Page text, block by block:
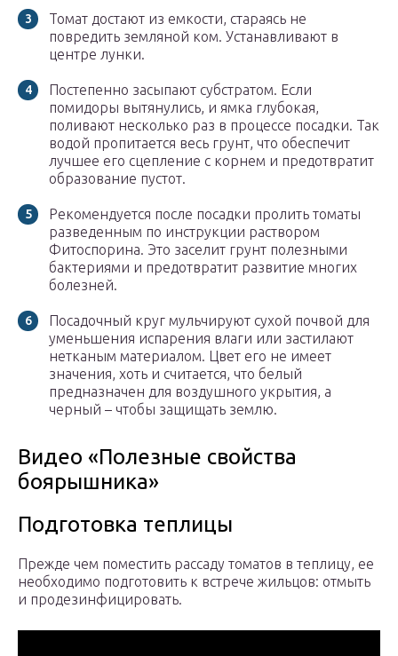
Томат достают из емкости, стараясь не
повредить земляной ком. Устанавливают в
центре лунки.
Постепенно засыпают субстратом. Если
помидоры вытянулись, и ямка глубокая,
поливают несколько раз в процессе посадки. Так
водой пропитается весь грунт, что обеспечит
лучшее его сцепление с корнем и предотвратит
образование пустот.
Рекомендуется после посадки пролить томаты
разведенным по инструкции раствором
Фитоспорина. Это заселит грунт полезными
бактериями и предотвратит развитие многих
болезней.
Посадочный круг мульчируют сухой почвой для
уменьшения испарения влаги или застилают
нетканым материалом. Цвет его не имеет
значения, хоть и считается, что белый
предназначен для воздушного укрытия, а
черный – чтобы защищать землю.
Видео «Полезные свойства
боярышника»
Подготовка теплицы
Прежде чем поместить рассаду томатов в теплицу, ее
необходимо подготовить к встрече жильцов: отмыть
и продезинфицировать.